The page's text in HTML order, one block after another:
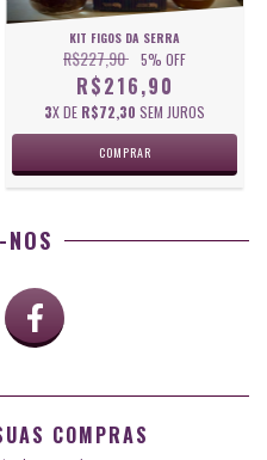
KIT FIGOS DA SERRA
R$227,90 5% OFF
R$216,90
3X DE R$72,30 SEM JUROS
COMPRAS